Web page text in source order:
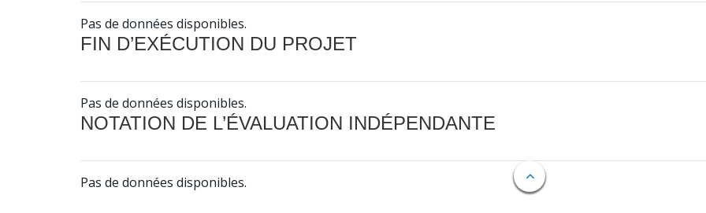
Pas de données disponibles.
FIN D’EXÉCUTION DU PROJET
Pas de données disponibles.
NOTATION DE L’ÉVALUATION INDÉPENDANTE
Pas de données disponibles.